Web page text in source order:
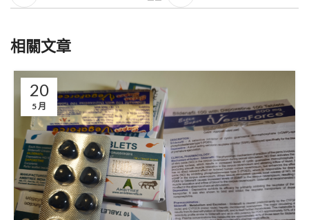
相關文章
20
5 月